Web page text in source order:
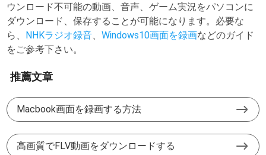
ウンロード不可能の動画、音声、ゲーム実況をパソコンに
ダウンロード、保存することが可能になります。必要な
ら、 NHKラジオ録音、Windows10画面を録画などのガイド
をご参考下さい。
推薦文章
Macbook画面を録画する方法
高画質でFLV動画をダウンロードする